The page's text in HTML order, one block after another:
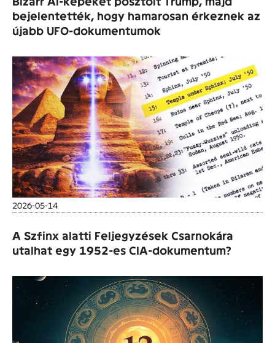
bejelentették, hogy hamarosan érkeznek az
újabb UFO-dokumentumok
2026-05-14
A Szfinx alatti Feljegyzések Csarnokára
utalhat egy 1952-es CIA-dokumentum?